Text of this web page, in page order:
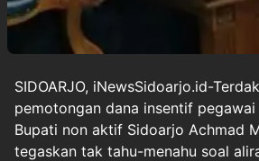
SIDOARJO, iNewsSidoarjo.id-
pemotongan dana insentif pegawai
Bupati non aktif Sidoarjo Achmad
tegaskan tak tahu-menahu soal